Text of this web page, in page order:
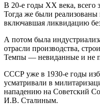
В 20-е годы ХХ века, всего
Тогда же были
включавшая ликвидацию
А потом была
отрасли производства,
Темпы — невиданные и не
СССР уже в 1930-е годы
усматривали в
нападению на Советский
И.В. Сталиным.